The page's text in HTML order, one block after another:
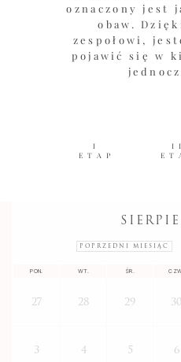
oznaczony jest
obaw.
zespołowi,
pojawić się w
I
ETAP
II
POPRZEDNI MIESIĄC
PON. WT. ŚR.
27 28 29 30
3 4 5 6